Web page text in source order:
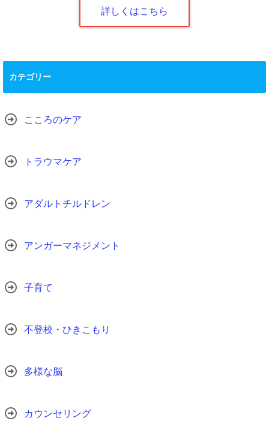
詳しくはこちら
カテゴリー
こころのケア
トラウマケア
アダルトチルドレン
アンガーマネジメント
子育て
不登校・ひきこもり
多様な脳
カウンセリング